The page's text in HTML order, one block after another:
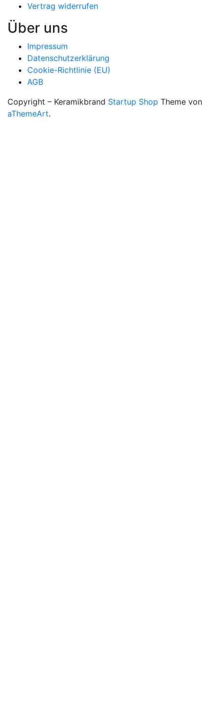
Vertrag widerrufen
Über uns
Impressum
Datenschutzerklärung
Cookie-Richtlinie (EU)
AGB
Copyright – Keramikbrand Startup Shop Theme von
aThemeArt.